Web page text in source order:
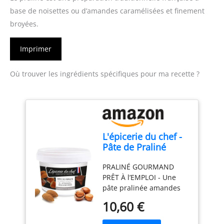
base de noisettes ou d’amandes caramélisées et finement
broyées.
Imprimer
Où trouver les ingrédients spécifiques pour ma recette ?
L'épicerie du chef -
Pâte de Praliné
200 g
PRALINÉ GOURMAND
PRÊT À l’EMPLOI - Une
pâte pralinée amandes
onctueuse pour vos
pâtisseries. Spécialité
10,60 €